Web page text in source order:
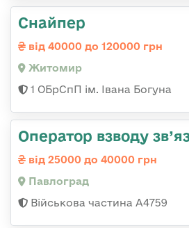
Снайпер
від 40000 до 120000 грн
Житомир
1 ОБрСпП ім. Івана Богуна
Оператор взводу
від 25000 до 40000 грн
Павлоград
Військова частина А4759